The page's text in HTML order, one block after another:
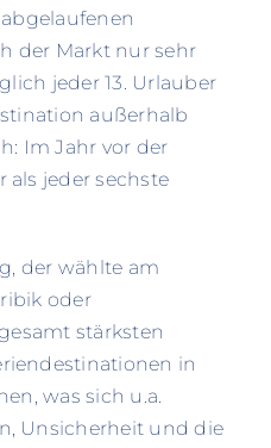
der Markt nur sehr
jeder 13. Urlauber
außerhalb
Im Jahr vor der
als jeder sechste
der wählte am
oder
stärksten
in
was sich u.a.
Unsicherheit und die